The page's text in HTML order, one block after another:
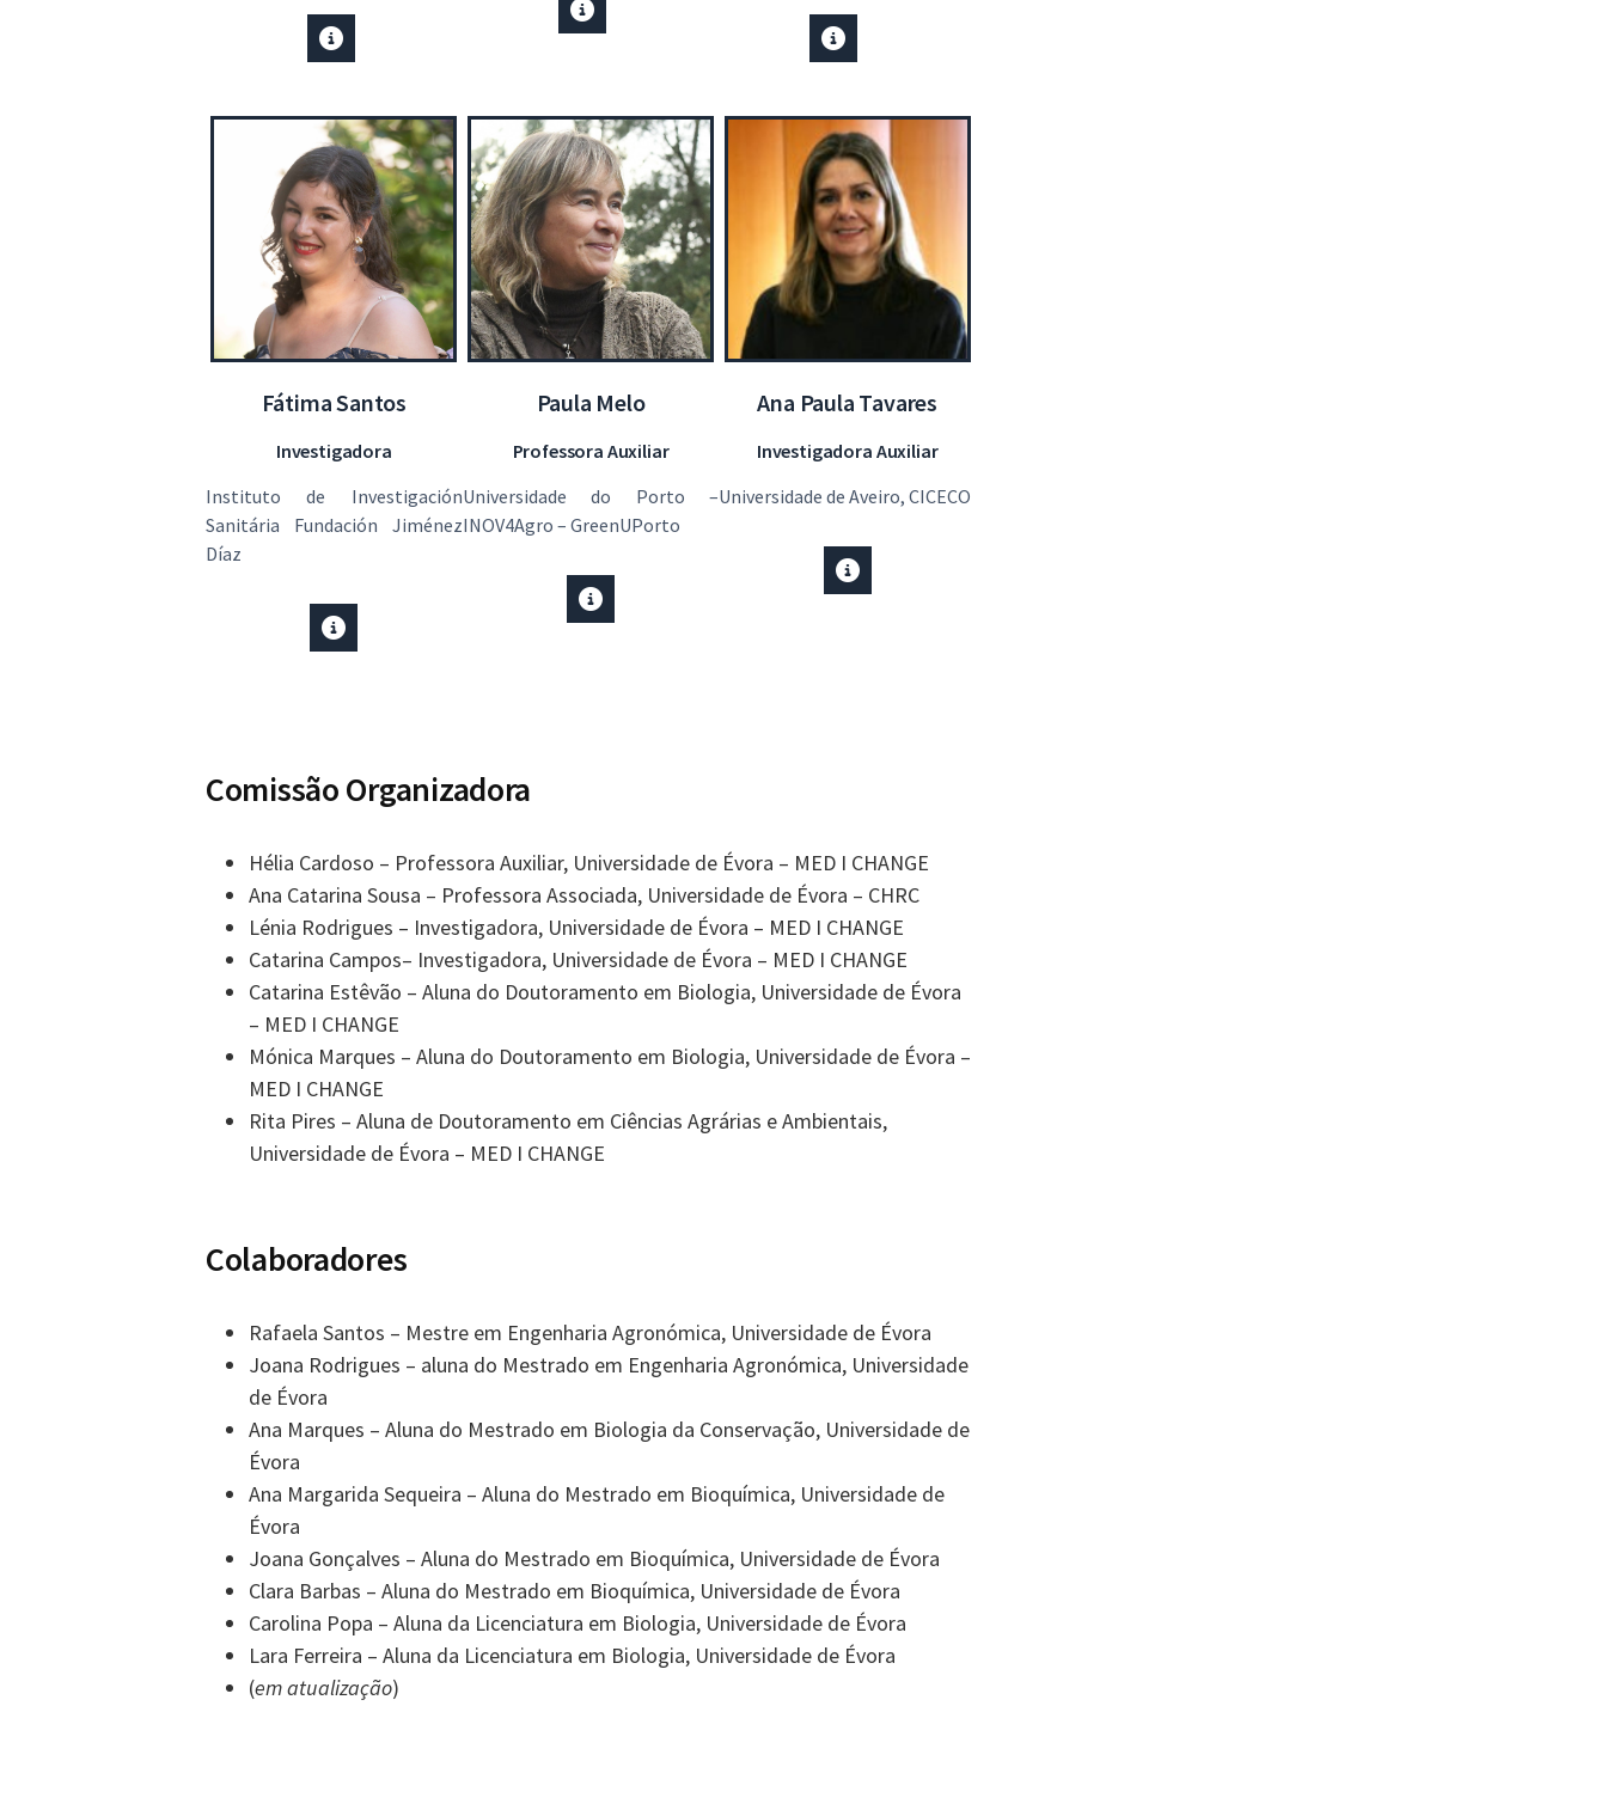
Fátima Santos
Investigadora
Instituto de Investigación
Sanitária Fundación Jiménez
Díaz
Paula Melo
Professora Auxiliar
Universidade do Porto –
INOV4Agro – GreenUPorto
Ana Paula Tavares
Investigadora Auxiliar
Universidade de Aveiro, CICECO
Comissão Organizadora
Hélia Cardoso – Professora Auxiliar, Universidade de Évora – MED І CHANGE
Ana Catarina Sousa – Professora Associada, Universidade de Évora – CHRC
Lénia Rodrigues – Investigadora, Universidade de Évora – MED І CHANGE
Catarina Campos– Investigadora, Universidade de Évora – MED І CHANGE
Catarina Estêvão – Aluna do Doutoramento em Biologia, Universidade de Évora
– MED І CHANGE
Mónica Marques – Aluna do Doutoramento em Biologia, Universidade de Évora –
MED І CHANGE
Rita Pires – Aluna de Doutoramento em Ciências Agrárias e Ambientais,
Universidade de Évora – MED І CHANGE
Colaboradores
Rafaela Santos – Mestre em Engenharia Agronómica, Universidade de Évora
Joana Rodrigues – aluna do Mestrado em Engenharia Agronómica, Universidade
de Évora
Ana Marques – Aluna do Mestrado em Biologia da Conservação, Universidade de
Évora
Ana Margarida Sequeira – Aluna do Mestrado em Bioquímica, Universidade de
Évora
Joana Gonçalves – Aluna do Mestrado em Bioquímica, Universidade de Évora
Clara Barbas – Aluna do Mestrado em Bioquímica, Universidade de Évora
Carolina Popa – Aluna da Licenciatura em Biologia, Universidade de Évora
Lara Ferreira – Aluna da Licenciatura em Biologia, Universidade de Évora
(em atualização)